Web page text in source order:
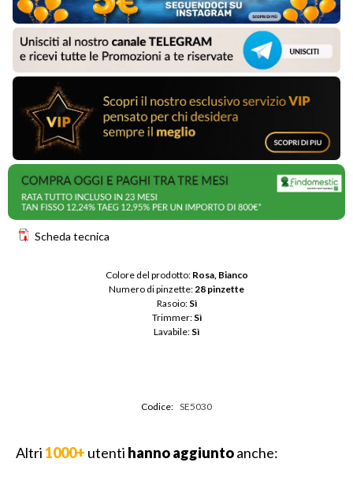
Scheda tecnica
Colore del prodotto: Rosa, Bianco
Numero di pinzette: 28 pinzette
Rasoio: Sì
Trimmer: Sì
Lavabile: Sì
Codice: SE5030
Altri 1000+ utenti hanno aggiuntoanche: